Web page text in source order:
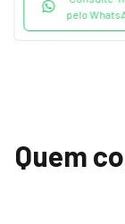
pelo
Quem